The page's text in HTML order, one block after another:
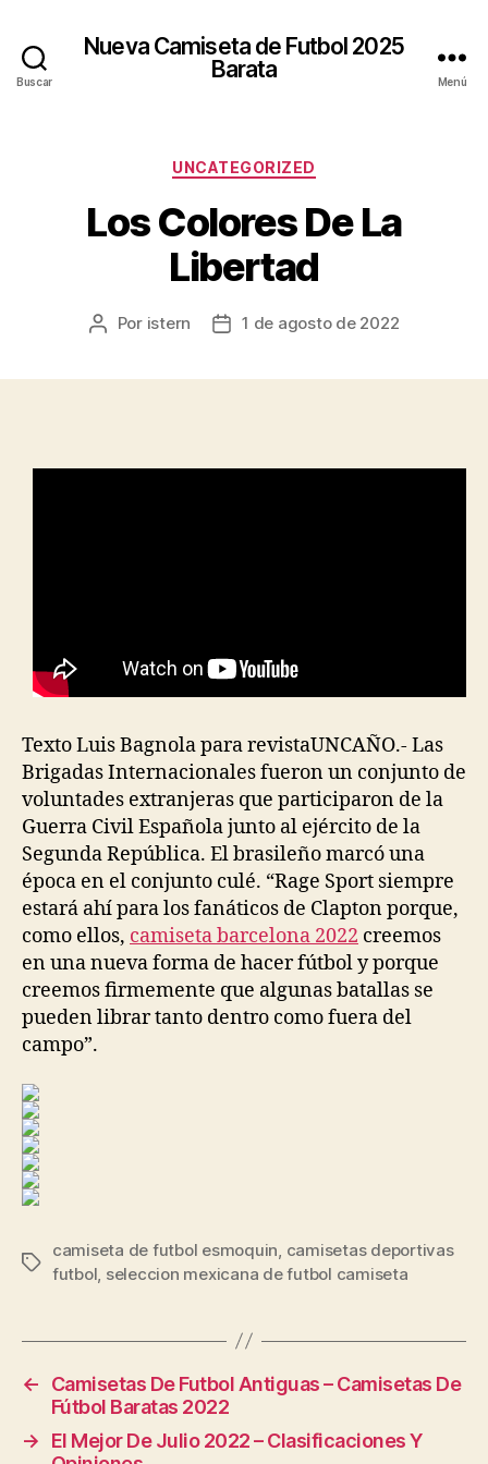
Buscar
Nueva Camiseta de Futbol 2025
Barata
Menú
Categorías
UNCATEGORIZED
Los Colores De La
Libertad
Autor
Por istern
Fecha1 de agosto de 2022
Texto Luis Bagnola para revistaUNCAÑO.- Las
Brigadas Internacionales fueron un conjunto de
voluntades extranjeras que participaron de la
Guerra Civil Española junto al ejército de la
Segunda República. El brasileño marcó una
época en el conjunto culé. “Rage Sport siempre
estará ahí para los fanáticos de Clapton porque,
como ellos, camiseta barcelona 2022 creemos
en una nueva forma de hacer fútbol y porque
creemos firmemente que algunas batallas se
pueden librar tanto dentro como fuera del
campo”.
Etiquetas
camiseta de futbol esmoquin camisetas deportivas
futbol seleccion mexicana de futbol camiseta
←
Camisetas De Futbol Antiguas – Camisetas De
Fútbol Baratas 2022
→
El Mejor De Julio 2022 – Clasificaciones Y